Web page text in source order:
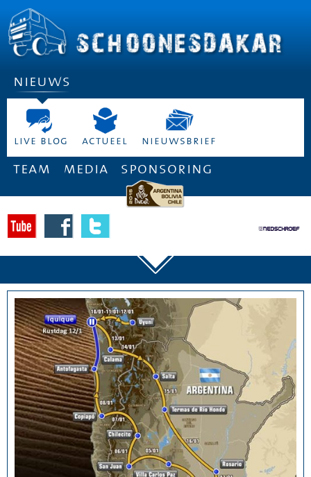
nieuws
live blog actueel nieuwsbrief
team media sponsoring